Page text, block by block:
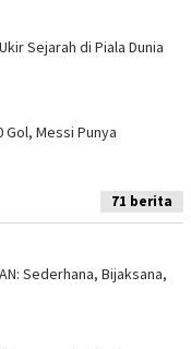
Sejarah di Piala Dunia
Gol, Messi Punya
71 berita
Sederhana, Bijaksana,